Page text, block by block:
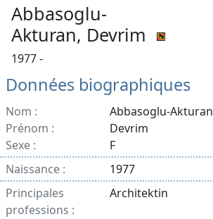
Abbasoglu-
Akturan, Devrim
1977 -
Données biographiques
Nom :
Abbasoglu-Akturan
Prénom :
Devrim
Sexe :
F
Naissance :
1977
Principales
professions :
Architektin